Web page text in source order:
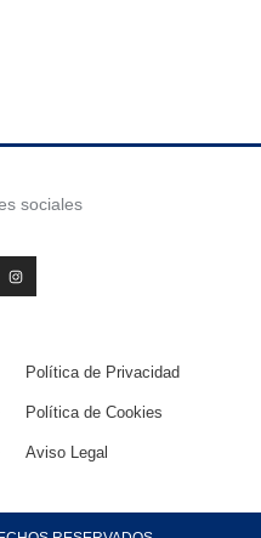
sociales
Política de Privacidad
Política de Cookies
Aviso Legal